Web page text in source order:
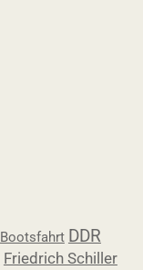
Bootsfahrt DDR
Friedrich Schiller